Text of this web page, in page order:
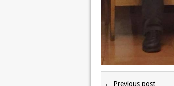
← Previous post